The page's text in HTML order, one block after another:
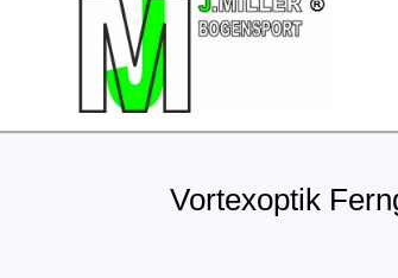
Vortexoptik